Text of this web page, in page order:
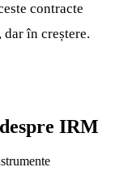
contracte
în creștere.
IRM